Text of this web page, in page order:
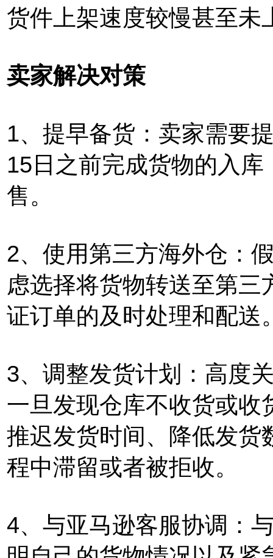
货件上架速度较慢甚至未
卖家解决对策
1、提早备货：卖家需要
15日之前完成货物的入
售。
2、使用第三方海外仓：
虑选择将货物转送至第三
证订单的及时处理和配送
3、调整发货计划：高度
一旦发现仓库不收货或收
推迟发货时间、降低发货
程中滞留或者被拒收。
4、与亚马逊客服协调：